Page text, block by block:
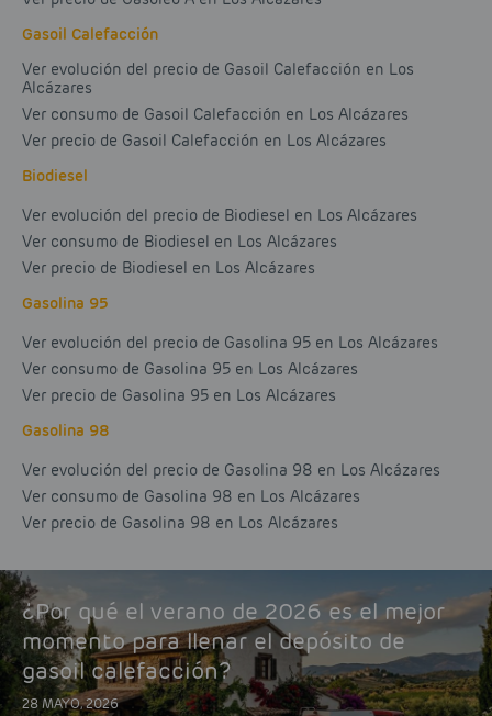
Gasoil Calefacción
Ver evolución del precio de Gasoil Calefacción en Los
Alcázares
Ver consumo de Gasoil Calefacción en Los Alcázares
Ver precio de Gasoil Calefacción en Los Alcázares
Biodiesel
Ver evolución del precio de Biodiesel en Los Alcázares
Ver consumo de Biodiesel en Los Alcázares
Ver precio de Biodiesel en Los Alcázares
Gasolina 95
Ver evolución del precio de Gasolina 95 en Los Alcázares
Ver consumo de Gasolina 95 en Los Alcázares
Ver precio de Gasolina 95 en Los Alcázares
Gasolina 98
Ver evolución del precio de Gasolina 98 en Los Alcázares
Ver consumo de Gasolina 98 en Los Alcázares
Ver precio de Gasolina 98 en Los Alcázares
¿Por qué el verano de 2026 es el mejor
momento para llenar el depósito de
gasoil calefacción?
28 MAYO, 2026